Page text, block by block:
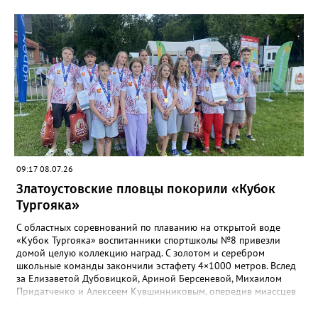
экспедициями и тренировками старшие «Горные стрелки»
финишировали вторыми, а их товарищи из средней группы –
третьими. В соревновательной программе были и визитка, и
видеоролик, а также викторина, конкурс музейных
экспотнатов и «профессиональный» этап под названием
«Эксгумация. Документирование работ», где средняя группа
лидировала, а старшие взяли бронзу. Всего «Горные стрелки»
привезли 13 наград разного достоинства. В средней группе
представители отряда стали вице-чемпионами, в старшей –
замкнули тройку лучших.
09:17 08.07.26
Златоустовские пловцы покорили «Кубок
Тургояка»
С областных соревнований по плаванию на открытой воде
«Кубок Тургояка» воспитанники спортшколы №8 привезли
домой целую коллекцию наград. С золотом и серебром
школьные команды закончили эстафету 4×1000 метров. Вслед
за Елизаветой Дубовицкой, Ариной Берсеневой, Михаилом
Придатченко и Алексеем Кувшинниковым, опередив миассцев